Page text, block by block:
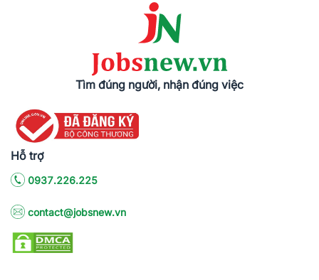
Tìm đúng người, nhận đúng việc
Hỗ trợ
0937.226.225
contact@jobsnew.vn